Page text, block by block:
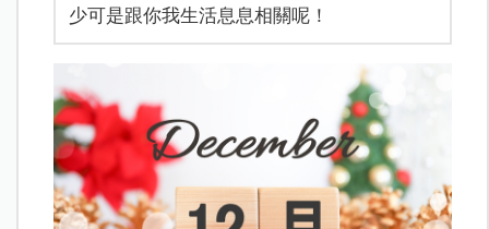
少可是跟你我生活息息相關呢！